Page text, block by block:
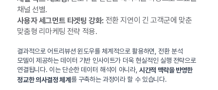
채널 선별.
사용자 세그먼트 타겟팅 강화:전환 지연이 긴 고객군에 맞춘
맞춤형 리마케팅 전략 적용.
결과적으로 어트리뷰션 윈도우를 체계적으로 활용하면, 전환 분석
모델이 제공하는 데이터 기반 인사이트가 더욱 현실적인 실행 전략으로
연결됩니다. 이는 단순한 데이터 해석이 아니라, 시간적 맥락을 반영한
정교한 의사결정 체계를 구축하는 과정이라 할 수 있습니다.